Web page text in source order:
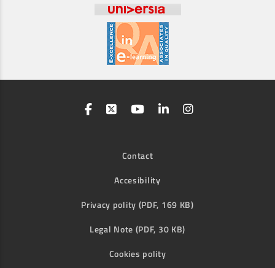
Contact
Accesibility
Privacy polity (PDF, 169 KB)
Legal Note (PDF, 30 KB)
Cookies polity